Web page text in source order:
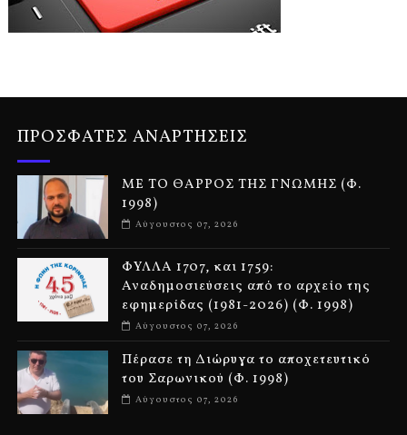
ΠΡΟΣΦΑΤΕΣ ΑΝΑΡΤΗΣΕΙΣ
ΜΕ ΤΟ ΘΑΡΡΟΣ ΤΗΣ ΓΝΩΜΗΣ (Φ.
1998)
Αύγουστος 07, 2026
ΦΥΛΛΑ 1707, και 1759:
Αναδημοσιεύσεις από το αρχείο της
εφημερίδας (1981-2026) (Φ. 1998)
Αύγουστος 07, 2026
Πέρασε τη Διώρυγα το αποχετευτικό
του Σαρωνικού (Φ. 1998)
Αύγουστος 07, 2026